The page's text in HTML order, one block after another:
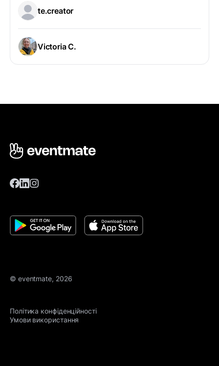
te.creator
Victoria C.
© eventmate, 2026
Політика конфіденційності
Умови використання